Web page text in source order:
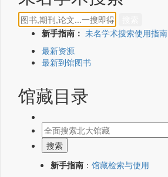
新手指南： 未名学术搜索使用指南
最新资源
最新到馆图书
馆藏目录
新手指南 ： 馆藏检索与使用